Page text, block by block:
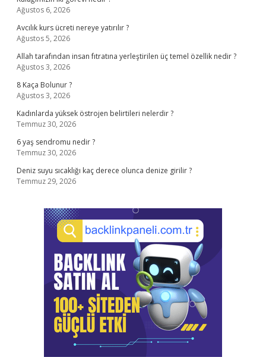
Ağustos 6, 2026
Avcılık kurs ücreti nereye yatırılır ?
Ağustos 5, 2026
Allah tarafından insan fıtratına yerleştirilen üç temel özellik nedir ?
Ağustos 3, 2026
8 Kaça Bolunur ?
Ağustos 3, 2026
Kadınlarda yüksek östrojen belirtileri nelerdir ?
Temmuz 30, 2026
6 yaş sendromu nedir ?
Temmuz 30, 2026
Deniz suyu sıcaklığı kaç derece olunca denize girilir ?
Temmuz 29, 2026